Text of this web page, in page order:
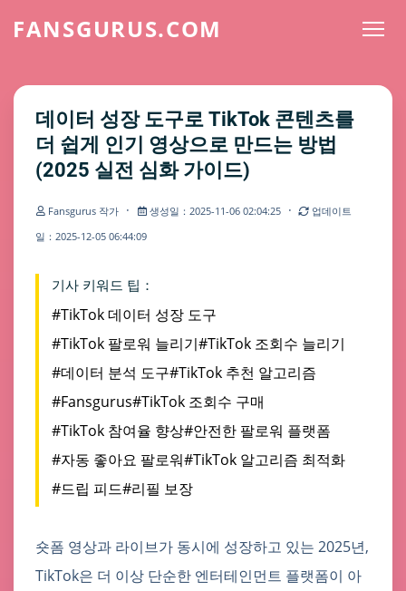
FANSGURUS.COM
데이터 성장 도구로 TikTok 콘텐츠를
더 쉽게 인기 영상으로 만드는 방법
(2025 실전 심화 가이드)
Fansgurus 작가 · 생성일：2025-11-06 02:04:25 ·
업데이트
일：2025-12-05 06:44:09
기사 키워드 팁：
#TikTok 데이터 성장 도구
#TikTok 팔로워 늘리기#TikTok 조회수 늘리기
#데이터 분석 도구#TikTok 추천 알고리즘
#Fansgurus#TikTok 조회수 구매
#TikTok 참여율 향상#안전한 팔로워 플랫폼
#자동 좋아요 팔로워#TikTok 알고리즘 최적화
#드립 피드#리필 보장
숏폼 영상과 라이브가 동시에 성장하고 있는 2025년,
TikTok은 더 이상 단순한 엔터테인먼트 플랫폼이 아